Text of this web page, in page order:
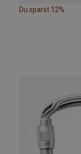
Du sparst 12%